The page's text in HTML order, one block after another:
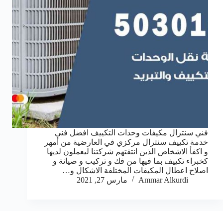
فني سنترال مكيفات وحدات التكييف افضل فني
خدمة تكييف سنترال مركزي في العارضية من أمهر
و اكفأ الاشخاص الذين انتقتهم شركتنا ليعملون لديها
كخبراء تكييف بما فيها من فك و تركيب و صيانة و
اصلاح اعطال المكيفات المختلفة الاشكال و…
Ammar Alkurdi
مارس 27, 2021